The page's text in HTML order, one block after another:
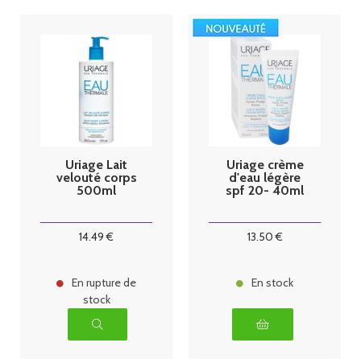
Uriage Lait
velouté corps
500ml
14.49 €
En rupture de
stock
Uriage crème
d'eau légère
spf 20- 40ml
13.50€
En stock